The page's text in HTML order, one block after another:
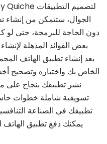
الجوال، ستتمكن من إنشاء
دون الحاجة للبرمجة، حتى لو
بعض الفوائد المذهلة
الخاص بك واختباره وتصحيح
نشر تطبيقك بنجاح على
تسويقية شاملة خطوات
تطبيقك في الصناعة
يمكنك دفع تطبيق